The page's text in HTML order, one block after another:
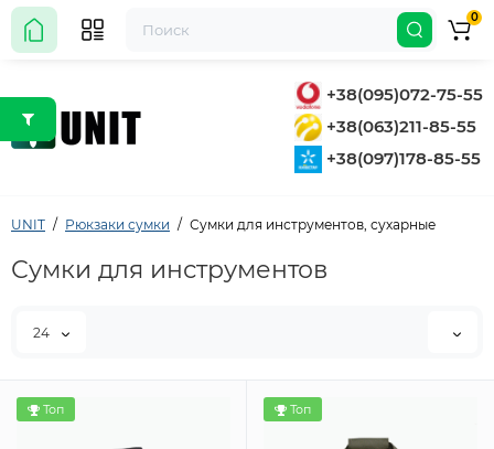
+38(095)072-75-55
+38(063)211-85-55
+38(097)178-85-55
0
UNIT Рюкзаки сумки Сумки для инструментов, сухарные
Сумки для инструментов
24
Топ Топ